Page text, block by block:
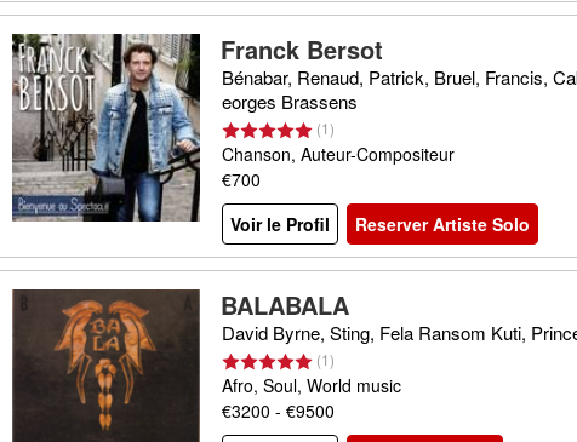
Franck Bersot
Bénabar, Renaud, Patrick, Bruel, Francis,
eorges Brassens
(1)
Chanson, Auteur-Compositeur
€700
Voir le Profil
Reserver Artiste Solo
BALABALA
David Byrne, Sting, Fela Ransom Kuti,
(1)
Afro, Soul, World music
€3200 - €9500